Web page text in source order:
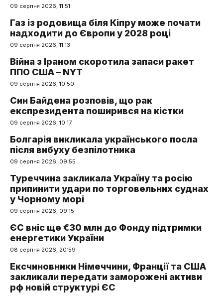
09 серпня 2026, 11:51
Газ із родовища біля Кіпру може почати
надходити до Європи у 2028 році
09 серпня 2026, 11:13
Війна з Іраном скоротила запаси ракет
ППО США – NYT
09 серпня 2026, 10:50
Син Байдена розповів, що рак
експрезидента поширився на кістки
09 серпня 2026, 10:17
Болгарія викликала українського посла
після вибуху безпілотника
09 серпня 2026, 09:55
Туреччина закликала Україну та росію
припинити удари по торговельних суднах
у Чорному морі
09 серпня 2026, 09:15
ЄС вніс ще €30 млн до Фонду підтримки
енергетики України
08 серпня 2026, 20:59
Ексчиновники Німеччини, Франції та США
закликали передати заморожені активи
рф новій структурі ЄС